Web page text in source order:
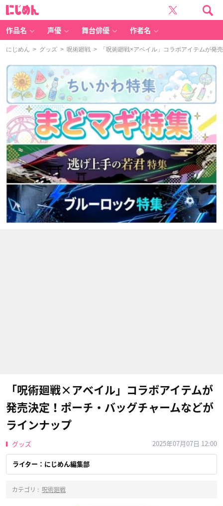
作品名 声優 舞台俳優 作者名
にじめん > グッズ > 呪術廻戦 > 「呪術廻戦×アベイル」コラボアイテムが発
「呪術廻戦×アベイル」コラボアイテムが
発売決定！ポーチ・バッグチャームなどが
ラインナップ
グッズ 2025年07月07日 12:00
ライター：にじめん編集部
カテゴリ : 呪術廻戦